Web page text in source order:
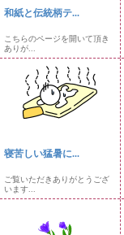
和紙と伝統柄テ...
こちらのページを開いて頂き
ありが...
寝苦しい猛暑に...
ご覧いただきありがとうござ
います...